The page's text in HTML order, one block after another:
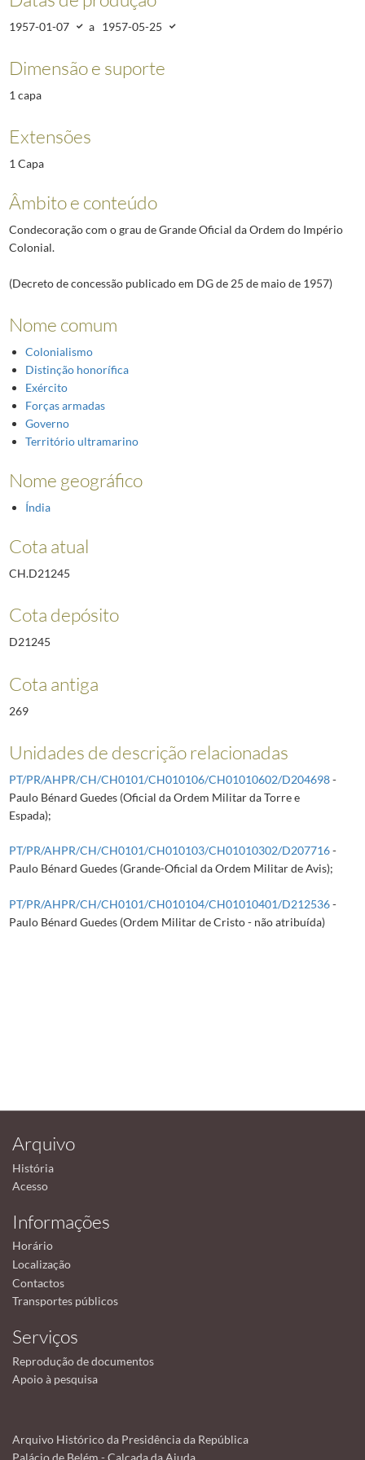
1957-01-07 a 1957-05-25
Dimensão e suporte
1 capa
Extensões
1 Capa
Âmbito e conteúdo
Condecoração com o grau de Grande Oficial da Ordem do Império
Colonial.
(Decreto de concessão publicado em DG de 25 de maio de 1957)
Nome comum
Colonialismo
Distinção honorífica
Exército
Forças armadas
Governo
Território ultramarino
Nome geográfico
Índia
Cota atual
CH.D21245
Cota depósito
D21245
Cota antiga
269
Unidades de descrição relacionadas
PT/PR/AHPR/CH/CH0101/CH010106/CH01010602/D204698-
Paulo Bénard Guedes (Oficial da Ordem Militar da Torre e
Espada);
PT/PR/AHPR/CH/CH0101/CH010103/CH01010302/D207716-
Paulo Bénard Guedes (Grande-Oficial da Ordem Militar de Avis);
PT/PR/AHPR/CH/CH0101/CH010104/CH01010401/D212536-
Paulo Bénard Guedes (Ordem Militar de Cristo - não atribuída)
Arquivo
História
Acesso
Informações
Horário
Localização
Contactos
Transportes públicos
Serviços
Reprodução de documentos
Apoio à pesquisa
Arquivo Histórico da Presidência da República